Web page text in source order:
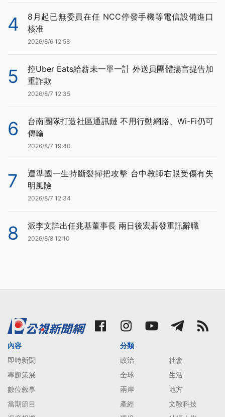
4
8月起已無委員在任 NCC停發手機等電信設備進口
核准
2026/8/6 12:58
5
控Uber Eats給薪未一單一計 外送員團體揚言提告加
重詐欺
2026/8/7 12:35
6
台南團隊打造社區通訊鏈 不用行動網路、Wi-Fi仍可
傳輸
2026/8/7 19:40
7
遭準國一生持斷裂掃把攻擊 台中教師右眼受傷有失
明風險
2026/8/7 12:34
8 派李文詳出任兆基董事長 兩日後宏碁發重訊辭職
2026/8/8 12:10
內容
即時新聞
專題策展
數位敘事
當期節目
分類
政治
社會
全球
生活
兩岸
地方
產經
文教科技